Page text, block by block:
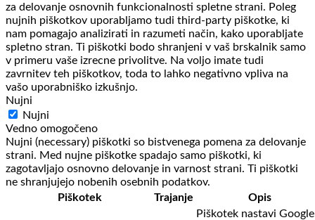
za delovanje osnovnih funkcionalnosti spletne strani. Poleg
nujnih piškotkov uporabljamo tudi third-party piškotke, ki
nam pomagajo analizirati in razumeti način, kako uporabljate
spletno stran. Ti piškotki bodo shranjeni v vaš brskalnik samo
v primeru vaše izrecne privolitve. Na voljo imate tudi
zavrnitev teh piškotkov, toda to lahko negativno vpliva na
vašo uporabniško izkušnjo.
Nujni
Nujni
Vedno omogočeno
Nujni (necessary) piškotki so bistvenega pomena za delovanje
strani. Med nujne piškotke spadajo samo piškotki, ki
zagotavljajo osnovno delovanje in varnost strani. Ti piškotki
ne shranjujejo nobenih osebnih podatkov.
Piškotek
Trajanje Opis
Piškotek nastavi